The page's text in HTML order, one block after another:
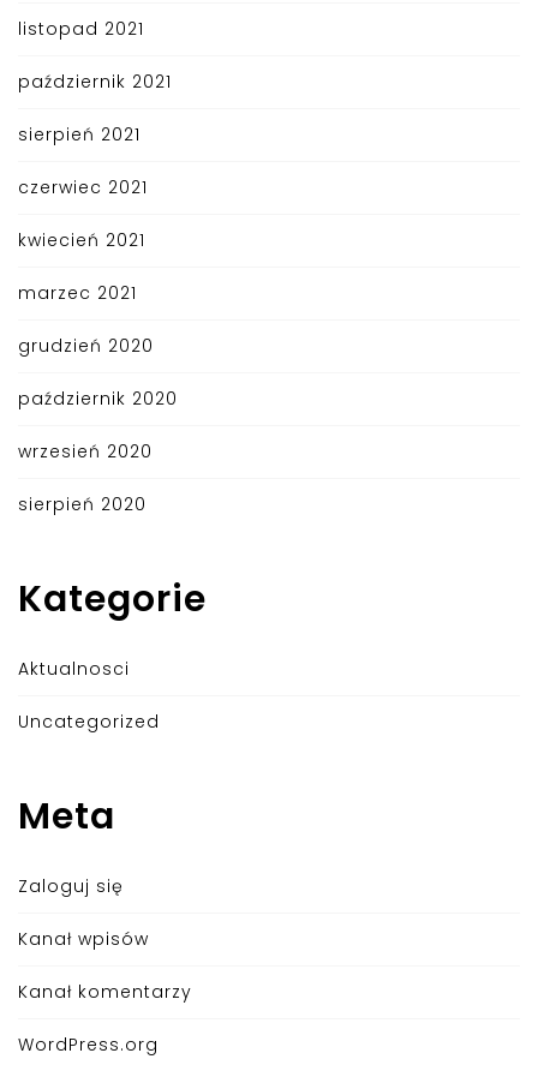
listopad 2021
październik 2021
sierpień 2021
czerwiec 2021
kwiecień 2021
marzec 2021
grudzień 2020
październik 2020
wrzesień 2020
sierpień 2020
Kategorie
Aktualnosci
Uncategorized
Meta
Zaloguj się
Kanał wpisów
Kanał komentarzy
WordPress.org